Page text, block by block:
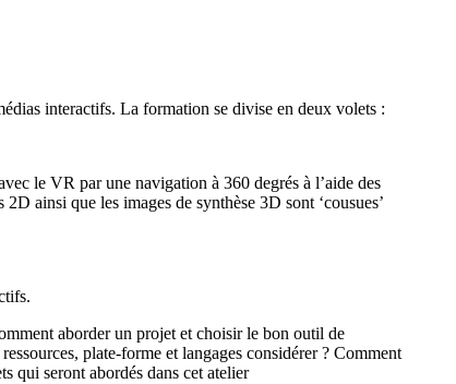
interactifs. La formation se divise en deux volets :
le VR par une navigation à 360 degrés à l’aide des
ainsi que les images de synthèse 3D sont ‘cousues’
aborder un projet et choisir le bon outil de
plate-forme et langages considérer ? Comment
qui seront abordés dans cet atelier